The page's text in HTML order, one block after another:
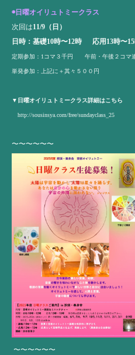
◉日曜オイリュトミークラス
次回は11/9（日）
日時：基礎10時〜12時 応用13時〜
定期参加：1コマ３千円 午前・午後２コ
単発参加：上記に＋其々５００円
▼日曜オイリュトミークラス詳細はこちら
http://sousinsya.com/free/sundayclass_25
〜〜〜〜〜〜
〜〜〜〜〜〜